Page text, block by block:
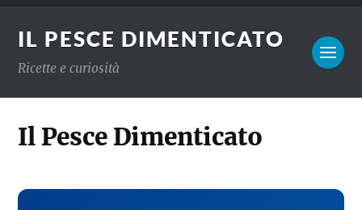
IL PESCE DIMENTICATO
Ricette e curiosità
Il Pesce Dimenticato